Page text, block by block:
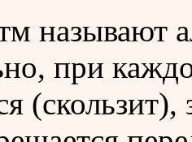
называют
при